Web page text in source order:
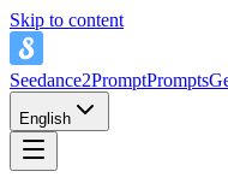
Skip to content
Seedance2PromptPrompts
English